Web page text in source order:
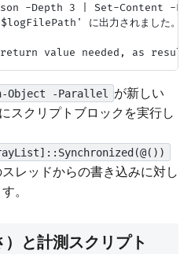
-Depth 3 | Set-Content -
に出力されました。"
Object -Parallel
が新しい
スクリプトブロックを実行し
レッドからの書き込みに対し
。
と計測スクリプト